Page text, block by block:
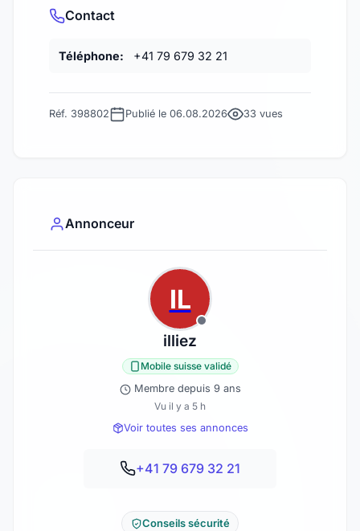
Contact
Téléphone: +41 79 679 32 21
Réf. 398802 Publié le 06.08.2026 33 vues
Annonceur
IL
illiez
Mobile suisse validé
Membre depuis 9 ans
Vu il y a 5 h
Voir toutes ses annonces
+41 79 679 32 21
Conseils sécurité